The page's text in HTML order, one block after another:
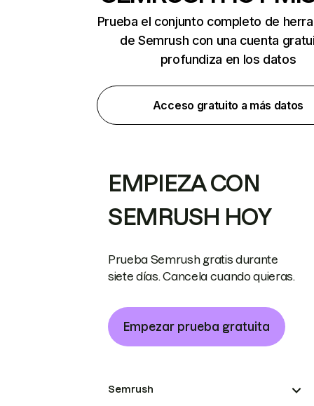
Prueba el conjunto completo de
de Semrush con una cuenta
profundiza en los datos
Acceso gratuito a más datos
EMPIEZA CON
SEMRUSH HOY
Prueba Semrush gratis durante
siete días. Cancela cuando quieras.
Empezar prueba gratuita
Semrush